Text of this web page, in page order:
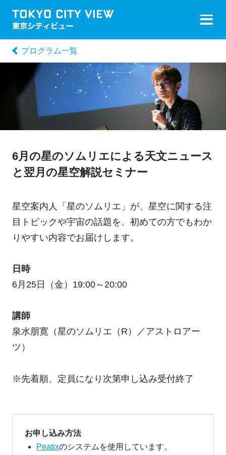
プログラム一覧
6月の星のソムリエによる天文ニュース
と翌月の星空解説セミナー
星空案内人「星のソムリエ」が、星空に関する注
目トピックや宇宙の話題を、初めての方でもわか
りやすい内容でお届けします。
日時
6月25日（金）19:00～20:00
講師
泉水朋寛（星のソムリエ（R）／アストロアー
ツ）
※先着順、定員になり次第申し込み受付終了
お申し込み方法
Peatixのシステムを使用しています。